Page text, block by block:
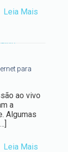
Leia Mais
para
ao vivo
a
Algumas
Leia Mais